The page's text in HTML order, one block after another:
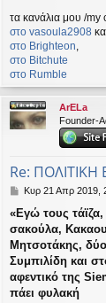
τα κανάλια μου /
στο vasoula2908
στο Βrighteon
στο Bitchute
στο Rumble
ArELa
Founder-
Re: ΠΟΛΙΤΙΚΗ
Δ
μ
ο
σ
υ
σ
Κυρ 21 Απρ 2019,
«Εγώ τους
σακούλα,
Μητσοτάκης,
Συμπιλίδη και
αφεντικό της
πάει φυλακή